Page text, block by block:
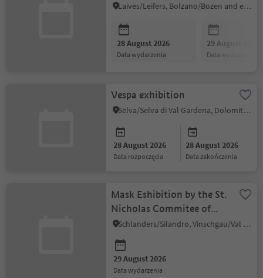
Laives/Leifers, Bolzano/Bozen and environs
28 August 2026
data wydarzenia
29 August 2026
data wydarzenia
Vespa exhibition
Sëlva/Selva di Val Gardena, Dolomites Region Val Gardena
28 August 2026
data rozpoczęcia
28 August 2026
data zakończenia
Mask Eshibition by the St.
Nicholas Commitee of
Schlanders
Schlanders/Silandro, Vinschgau/Val Venosta
29 August 2026
data wydarzenia